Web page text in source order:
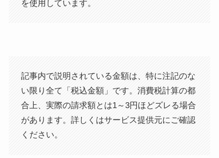
を使用しています。
記事内で説明されている金額は、特に注記のな
い限り全て「税込金額」です。消費税計算の都
合上、実際の請求額とは1～3円ほどズレる場合
があります。詳しくはサービス提供元にご確認
ください。